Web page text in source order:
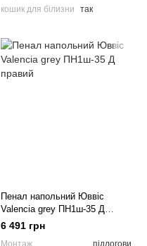
кошик для білизни
так
Пенал напольний Юввіс
Valencia grey ПН1ш-35 Д
правий
6 491 грн
Монтаж
підлогови